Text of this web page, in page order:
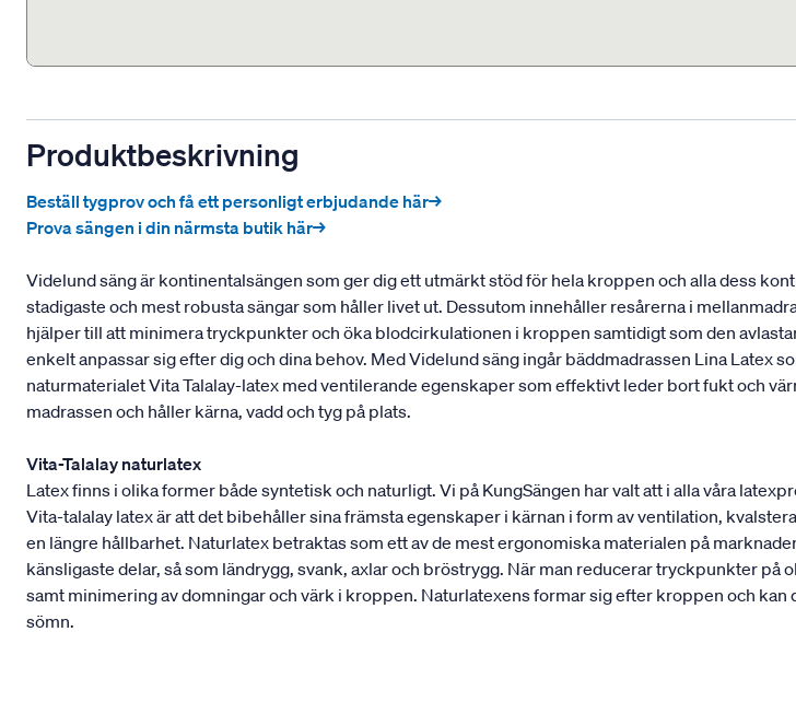
Produktbeskrivning
Beställ tygprov och få ett personligt erbjudande här→
Prova sängen i din närmsta butik här→
Videlund säng är kontinentalsängen som ger dig ett utmärkt stöd för hela kroppen och alla dess
stadigaste och mest robusta sängar som håller livet ut. Dessutom innehåller resårerna i
hjälper till att minimera tryckpunkter och öka blodcirkulationen i kroppen samtidigt som den
enkelt anpassar sig efter dig och dina behov. Med Videlund säng ingår bäddmadrassen Lina Latex
naturmaterialet Vita Talalay-latex med ventilerande egenskaper som effektivt leder bort fukt och
madrassen och håller kärna, vadd och tyg på plats.
Vita-Talalay naturlatex
Latex finns i olika former både syntetisk och naturligt. Vi på KungSängen har valt att i alla våra
Vita-talalay latex är att det bibehåller sina främsta egenskaper i kärnan i form av ventilation,
en längre hållbarhet. Naturlatex betraktas som ett av de mest ergonomiska materialen på
känsligaste delar, så som ländrygg, svank, axlar och bröstrygg. När man reducerar tryckpunkter
samt minimering av domningar och värk i kroppen. Naturlatexens formar sig efter kroppen och kan
sömn.